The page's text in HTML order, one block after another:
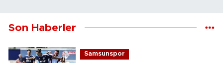
Son Haberler
Samsunspor